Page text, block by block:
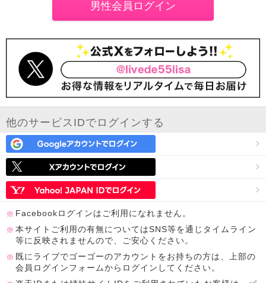
他のサービスIDでログインする
Facebookログインはご利用になれません。
本サイトご利用の有無についてはSNS等を通じタイムライン
等に反映されませんので、ご安心ください。
既にライブでゴーゴーのアカウントをお持ちの方は、上部の
会員ログインフォームからログインしてください。